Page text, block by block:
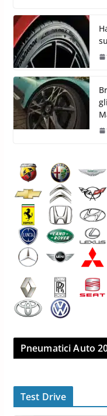
Pneumatici Auto
Test Drive